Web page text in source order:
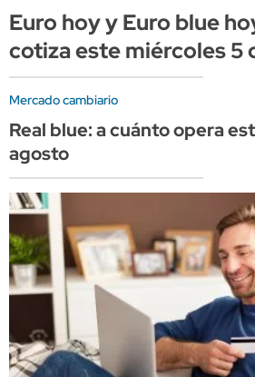
Euro hoy y Euro blue
cotiza este miércoles 5
Mercado cambiario
Real blue: a cuánto opera
agosto